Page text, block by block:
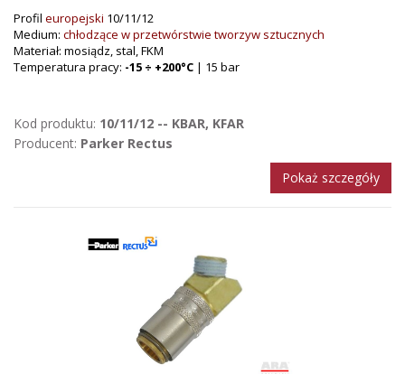
Profil europejski 10/11/12
Medium: chłodzące w przetwórstwie tworzyw sztucznych
Materiał: mosiądz, stal, FKM
Temperatura pracy: -15 ÷ +200°C | 15 bar
Kod produktu: 10/11/12 -- KBAR, KFAR
Producent: Parker Rectus
Pokaż szczegóły